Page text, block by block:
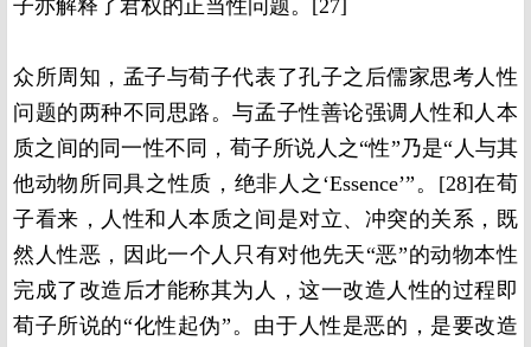
子亦解释了君权的正当性问题。[27]
众所周知，孟子与荀子代表了孔子之后儒家思考人性
问题的两种不同思路。与孟子性善论强调人性和人本
质之间的同一性不同，荀子所说人之“性”乃是“人与其
他动物所同具之性质，绝非人之‘Essence’”。[28]在荀
子看来，人性和人本质之间是对立、冲突的关系，既
然人性恶，因此一个人只有对他先天“恶”的动物本性
完成了改造后才能称其为人，这一改造人性的过程即
荀子所说的“化性起伪”。由于人性是恶的，是要改造